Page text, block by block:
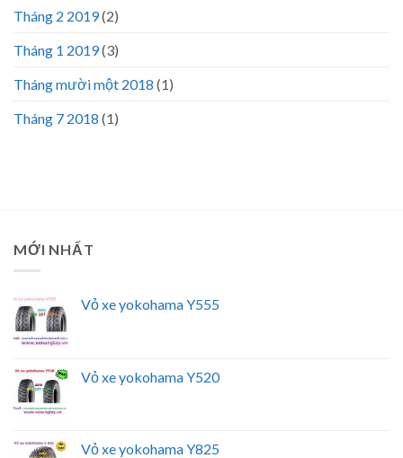
Tháng 2 2019(2)
Tháng 1 2019(3)
Tháng mười một 2018 (1)
Tháng 7 2018 (1)
MỚI NHẤT
Vỏ xe yokohama Y555
Vỏ xe yokohama Y520
Vỏ xe yokohama Y825